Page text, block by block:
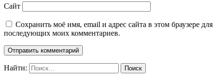
Сайт
Сохранить моё имя, email и адрес сайта в этом браузере для
последующих моих комментариев.
Найти: